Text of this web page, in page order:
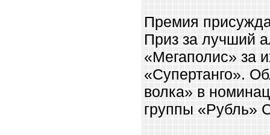
Премия
Приз за лучший
«Мегаполис» за
«Супертанго».
волка» в
группы «Рубль»